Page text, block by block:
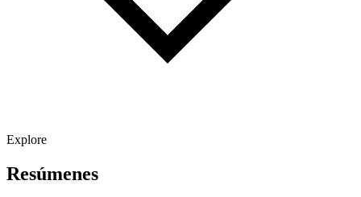
Explore
Resúmenes